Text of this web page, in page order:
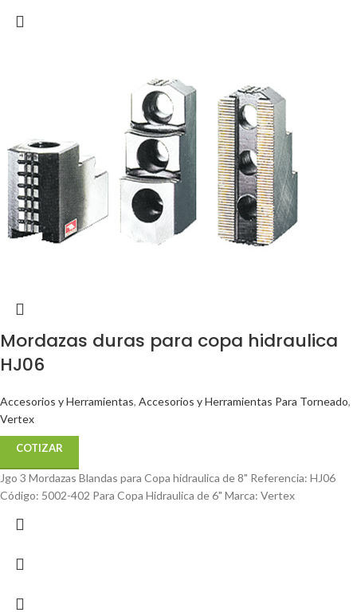
Mordazas duras para copa hidraulica
HJ06
Accesorios y Herramientas, Accesorios y Herramientas Para Torneado,
Vertex
COTIZAR
Jgo 3 Mordazas Blandas para Copa hidraulica de 8" Referencia: HJ06
Código: 5002-402 Para Copa Hidraulica de 6" Marca: Vertex